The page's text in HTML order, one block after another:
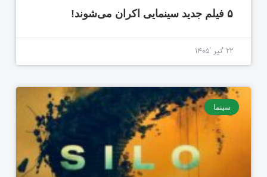
۵ فیلم جدید سینمایی اکران می‌شوند!
۲۲ 'تیر '۱۴۰۵
سینما